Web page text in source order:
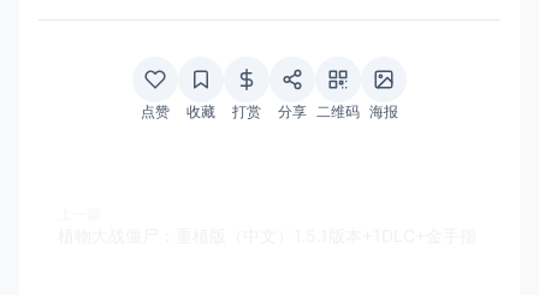
点赞 收藏 打赏 分享 二维码 海报